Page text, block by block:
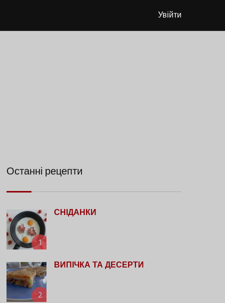
Увійти
Останні рецепти
1
СНІДАНКИ
2
ВИПІЧКА ТА ДЕСЕРТИ